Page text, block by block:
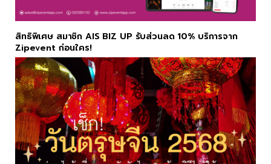
สิทธิพิเศษ สมาชิก AIS BIZ UP รับส่วนลด 10% บริการจาก
Zipevent ก่อนใคร!